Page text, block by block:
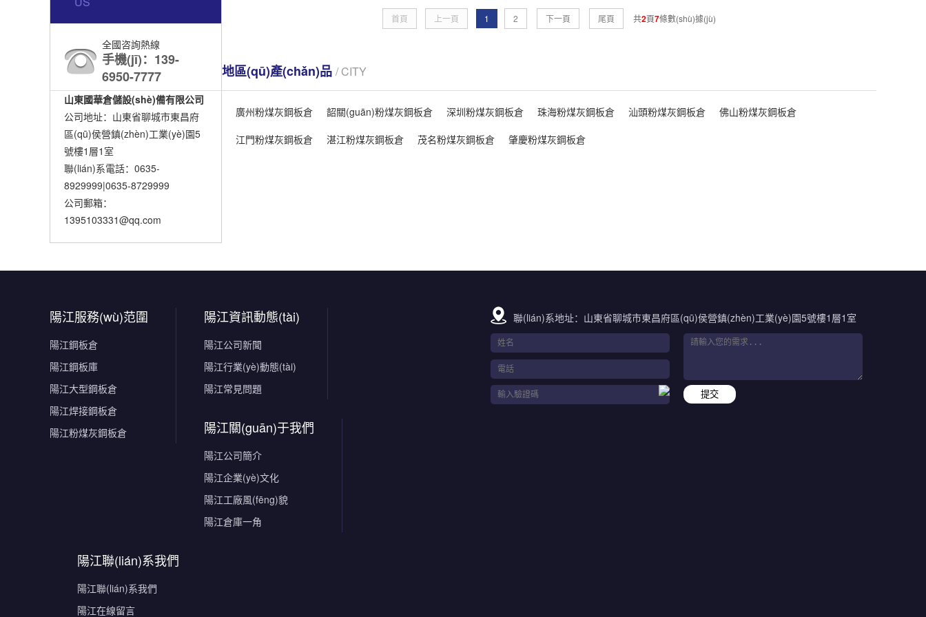
全國咨詢熱線
手機(jī)：139-
6950-7777
山東國華倉儲設(shè)備有限公司
公司地址：山東省聊城市東昌府
區(qū)侯營鎮(zhèn)工業(yè)園5
號樓1層1室
聯(lián)系電話：0635-
8929999|0635-8729999
公司郵箱：
1395103331@qq.com
首頁 上一頁 1 2 下一頁 尾頁 共2頁7條數(shù)據(jù)
地區(qū)產(chǎn)品 / CITY
廣州粉煤灰鋼板倉 韶關(guān)粉煤灰鋼板倉 深圳粉煤灰鋼板倉 珠海粉煤灰鋼板倉 汕頭粉煤灰鋼板倉
佛山粉煤灰鋼板倉
江門粉煤灰鋼板倉
湛江粉煤灰鋼板倉 茂名粉煤灰鋼板倉 肇慶粉煤灰鋼板倉
陽江服務(wù)范圍
陽江鋼板倉
陽江鋼板庫
陽江大型鋼板倉
陽江焊接鋼板倉
陽江粉煤灰鋼板倉
陽江資訊動態(tài)
陽江公司新聞
陽江行業(yè)動態(tài)
陽江常見問題
陽江關(guān)于我們
陽江公司簡介
陽江企業(yè)文化
陽江工廠風(fēng)貌
陽江倉庫一角
陽江聯(lián)系我們
陽江聯(lián)系我們
陽江在線留言
聯(lián)系地址：山東省聊城市東昌府區(qū)侯營鎮(zhèn)工業(yè)園5號樓1層1室
提交